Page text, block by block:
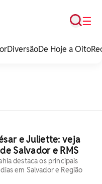
☰
Busca
DiversãoDe Hoje a Oito
e Juliette: veja
Salvador e RMS
destaca os principais
em Salvador e Região